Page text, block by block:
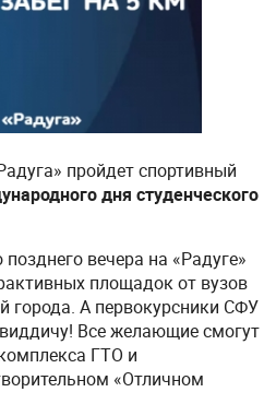
пройдет спортивный
дня студенческого
вечера на «Радуге»
площадок от вузов
города. А первокурсники СФУ
Все желающие смогут
ГТО и
«Отличном